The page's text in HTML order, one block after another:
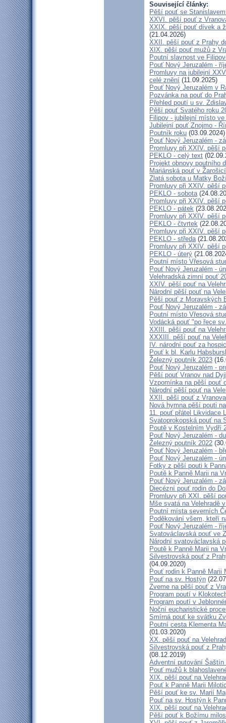
Související články:
Pěší pouť se
XXVI. pěší pouť z
XXIX. pěší pouť dívek a
(21.04.2026)
XXII. pěší pouť z Prahy
XIX. pěší pouť mužů z
Poutní slavnost ve
Pouť Nový Jeruzalém -
Promluvy na jubilejní
celé znění (11.09.2025)
Pouť Nový Jeruzalém v
Pozvánka na pouť do
Přehled poutí u sv.
Pěší pouť Svatého roku
Filipov - jubilejní místo
Jubilejní pouť Znojmo -
Poutník roku (03.09.2024)
Pouť Nový Jeruzalém -
Promluvy při XXIV. pěší
PEKLO - celý text
Projekt obnovy poutního
Mariánská pouť v
Zlatá sobota u Matky
Promluvy při XXIV. pěší
PEKLO - sobota
Promluvy při XXIV. pěší
PEKLO - pátek
Promluvy při XXIV. pěší
PEKLO - čtvrtek
Promluvy při XXIV. pěší
PEKLO - středa
Promluvy při XXIV. pěší
PEKLO - úterý
Poutní místo Vřesová
Pouť Nový Jeruzalém -
Velehradská zimní pouť
XXIV. pěší pouť na
Národní pěší pouť na
Pěší pouť z Moravských
Pouť Nový Jeruzalém -
Poutní místo Vřesová
Vodácká pouť "po řece
XXIII. pěší pouť na
XXXIII. pěší pouť na
IV. národní pouť za
Pouť k bl. Karlu
Železný poutník 2023
Pouť Nový Jeruzalém -
Pěší pouť Vranov nad
Vzpomínka na pěší pouť
Národní pěší pouť na
XXII. pěší pouť z
Nová hymna pěší pouti
11. pouť přátel Likvidace
Svatoprokopská pouť na
Poutě v Kostelním Vydří
Pouť Nový Jeruzalém -
Železný poutník 2022
Pouť Nový Jeruzalém -
Pouť Nový Jeruzalém -
Fotky z pěší pouti k
Poutě k Panně Marii na
Pouť Nový Jeruzalém -
Diecézní pouť rodin do
Promluvy při XXI. pěší
Mše svatá na Velehradě
Poutní místa severních
Poděkování všem, kteří
Pouť Nový Jeruzalém -
Svatováclavská pouť ve
Národní svatováclavská
Poutě k Panně Marii na
Silvestrovská pouť z
(04.09.2020)
Pouť rodin k Panně Marii
Pouť na sv. Hostýn
Zveme na pěší pouť z
Program poutí v
Program poutí v
Noční eucharistické
Smírná pouť ke svátku
Poutní cesta Klementa
(01.03.2020)
XX. pěší pouť na
Silvestrovská pouť z
(08.12.2019)
Adventní putování Šaštín
Pouť mužů k
XIX. pěší pouť na
Pouť k Panně Marii
Pěší pouť ke sv. Marií
Pouť na sv. Hostýn k
XIX. pěší pouť na
Pěší pouť k Božímu